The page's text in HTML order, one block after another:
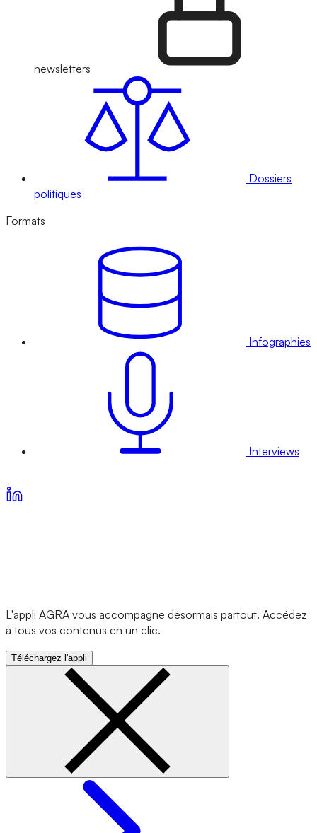
newsletters
Dossiers
politiques
Formats
Infographies
Interviews
L'appli AGRA vous accompagne désormais partout. Accédez
à tous vos contenus en un clic.
Téléchargez l'appli